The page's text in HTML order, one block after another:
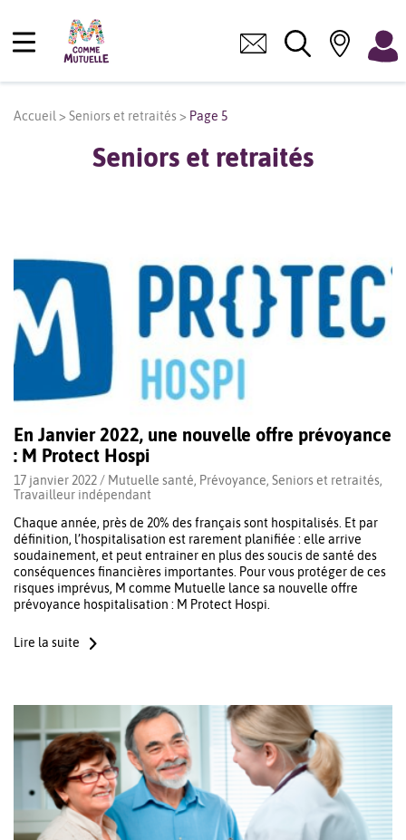
Accueil > Seniors et retraités> Page 5
Seniors et retraités
En Janvier 2022, une nouvelle offre prévoyance
: M Protect Hospi
17 janvier 2022 / Mutuelle santé, Prévoyance, Seniors et retraités,
Travailleur indépendant
Chaque année, près de 20% des français sont hospitalisés. Et par
définition, l’hospitalisation est rarement planifiée : elle arrive
soudainement, et peut entrainer en plus des soucis de santé des
conséquences financières importantes. Pour vous protéger de ces
risques imprévus, M comme Mutuelle lance sa nouvelle offre
prévoyance hospitalisation : M Protect Hospi.
Lire la suite